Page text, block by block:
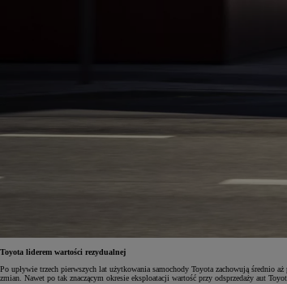
Toyota liderem wartości rezydualnej
Po upływie trzech pierwszych lat użytkowania samochody Toyota zachowują średnio
zmian. Nawet po tak znaczącym okresie eksploatacji wartość przy odsprzedaży aut